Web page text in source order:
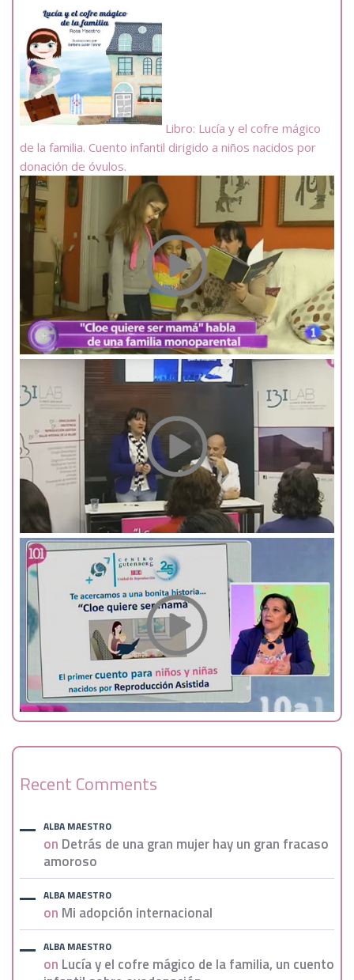
Libro: Lucía y el cofre mágico
de la familia. Cuento infantil dirigido a niños nacidos por
donación de óvulos.
Recent Comments
ALBA MAESTRO
on Detrás de una gran mujer hay un gran fracaso
amoroso
ALBA MAESTRO
on Mi adopción internacional
ALBA MAESTRO
on Lucía y el cofre mágico de la familia, un cuento